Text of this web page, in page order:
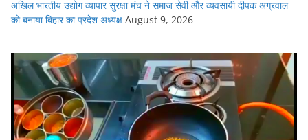
अखिल भारतीय उद्योग व्यापार सुरक्षा मंच ने समाज सेवी और व्यवसायी दीपक अग्रवाल
को बनाया बिहार का प्रदेश अध्यक्ष August 9, 2026